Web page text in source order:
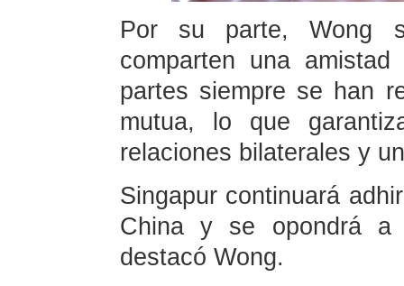
Por su parte, Wong
comparten una
partes siempre se han
mutua, lo que
relaciones bilaterales y
Singapur continuará
China y se opondrá a
destacó Wong.